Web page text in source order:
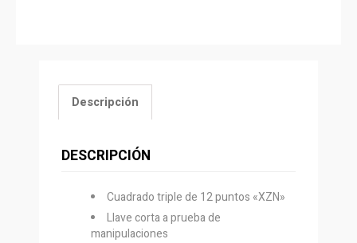
Descripción
DESCRIPCIÓN
Cuadrado triple de 12 puntos «XZN»
Llave corta a prueba de
manipulaciones